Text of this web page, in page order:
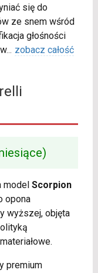
się do
ze snem wśród
głośności
... zobacz całość
Scorpion
opona
wyższej, objęta
premium